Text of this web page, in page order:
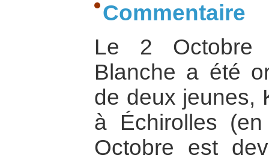
Commentaire
Le 2 Octobre
Blanche a été
de deux jeunes,
à Échirolles
Octobre est